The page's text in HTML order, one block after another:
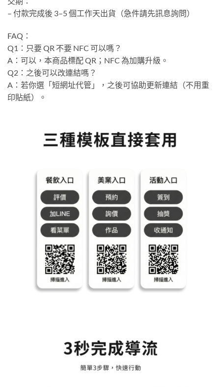
– 付款完成後 3–5 個工作天出貨（急件請先訊息詢問）
FAQ：
Q1：只要 QR 不要 NFC 可以嗎？
A：可以，本商品標配 QR；NFC 為加購升級。
Q2：之後可以改連結嗎？
A：若你選「短網址代管」，之後可協助更新連結（不用重
印貼紙）。